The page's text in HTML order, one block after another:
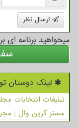
ارسال نظر
میخواهید برنامه ای
لینک دوستان
تبلیغات انتخابات
مستر گرین وال |